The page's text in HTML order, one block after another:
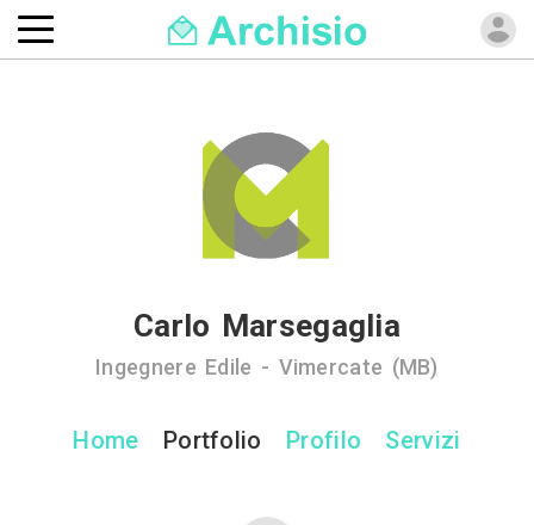
Carlo Marsegaglia
Ingegnere Edile - Vimercate (MB)
Home Portfolio Profilo Servizi